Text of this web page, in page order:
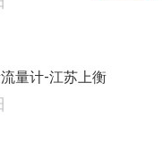
量计-江苏上衡